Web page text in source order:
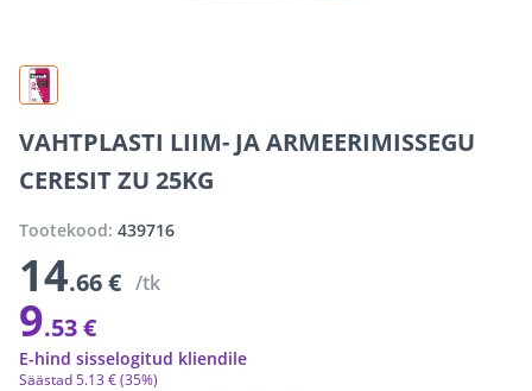
VAHTPLASTI LIIM- JA ARMEERIMISSEGU
CERESIT ZU 25KG
Tootekood: 439716
14.66 € /tk
9.53 €
Säästad5.13 €(35%)
E-hind sisselogitud kliendile